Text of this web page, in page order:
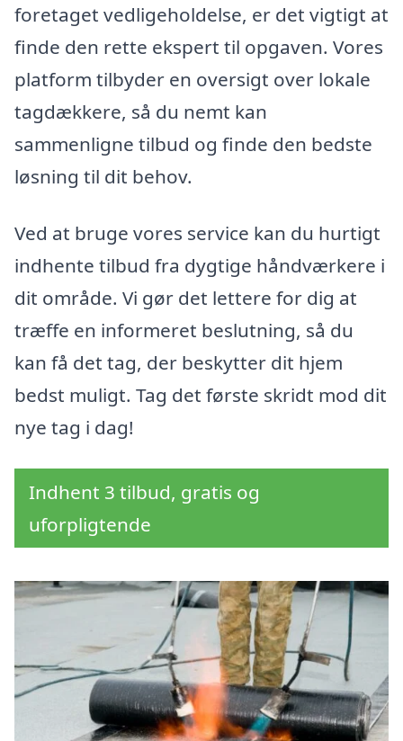
foretaget vedligeholdelse, er det vigtigt at
finde den rette ekspert til opgaven. Vores
platform tilbyder en oversigt over lokale
tagdækkere, så du nemt kan
sammenligne tilbud og finde den bedste
løsning til dit behov.
Ved at bruge vores service kan du hurtigt
indhente tilbud fra dygtige håndværkere i
dit område. Vi gør det lettere for dig at
træffe en informeret beslutning, så du
kan få det tag, der beskytter dit hjem
bedst muligt. Tag det første skridt mod dit
nye tag i dag!
Indhent 3 tilbud, gratis og
uforpligtende